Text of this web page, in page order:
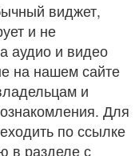
виджет,
и не
аудио и видео
на нашем сайте
и
Для
по ссылке
в разделе с